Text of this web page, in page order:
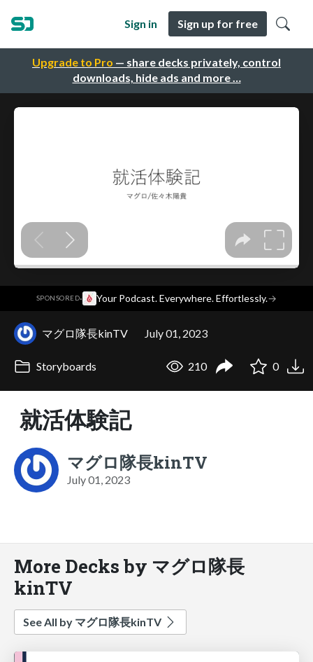
Upgrade to Pro — share decks privately, control
downloads, hide ads and more …
Sign in Sign up for free
SPONSORED· Your Podcast. Everywhere. Effortlessly.→
マグロ隊長kinTV July 01, 2023
Storyboards 210 0
就活体験記
マグロ隊長kinTV
July 01, 2023
More Decks by マグロ隊長
kinTV
See All by マグロ隊長kinTV